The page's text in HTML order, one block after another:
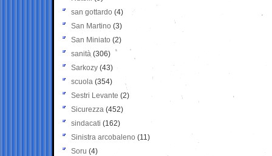
san gottardo (4)
San Martino (3)
San Miniato (2)
sanità (306)
Sarkozy (43)
scuola (354)
Sestri Levante (2)
Sicurezza (452)
sindacati (162)
Sinistra arcobaleno (11)
Soru (4)